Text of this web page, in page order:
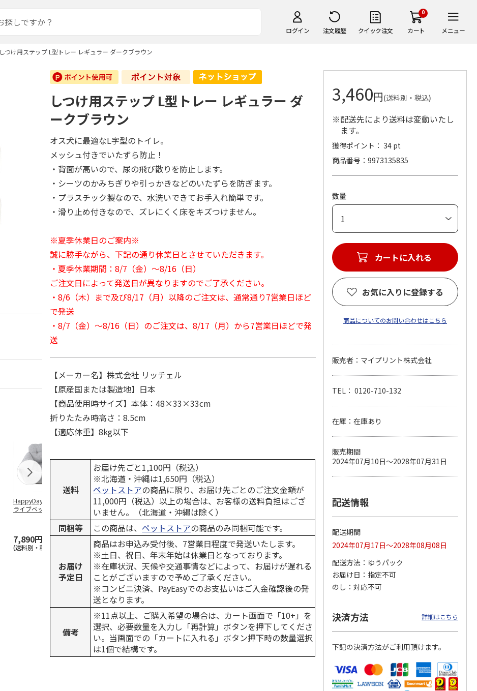
ログイン 注文履歴 クイック注文
0
カート メニュー
しつけ用ステップ L型トレー レギュラー ダークブラウン
HappyDays 2wayド
ライブベッド グレ
7,890円
(送料別・税込)
獣医師開発 ニオイ
をとる砂専用 猫ト
イレ ナチュラルグ
レー
1,550円
(送料別・税込)
デオトイレ 飛び散
らない消臭・抗菌サ
ンド 4L
1,320円
(送料別・税込)
無添加良品 カムカ
ムデンタルコーン
ぐるぐるボーン型 S
…
470円
(送料別・税込)
銀のスプーン パウ
おに
120円
(送料別・税込)
ペット線香 虹のか
なた フルーティフ
ローラルの香り
590円
(送料別・税込)
100円
(送料別・税込)
しつけ用ステップ L型トレー レギュラー ダ
ークブラウン
オス犬に最適なL字型のトイレ。
メッシュ付きでいたずら防止！
・背面が高いので、尿の飛び散りを防止します。
・シーツのかみちぎりや引っかきなどのいたずらを防ぎます。
・プラスチック製なので、水洗いできてお手入れ簡単です。
・滑り止め付きなので、ズレにくく床をキズつけません。
※夏季休業日のご案内※
誠に勝手ながら、下記の通り休業日とさせていただきます。
・夏季休業期間：8/7（金）～8/16（日）
ご注文日によって発送日が異なりますのでご了承ください。
・8/6（木）まで及び8/17（月）以降のご注文は、通常通り7営業日ほど
で発送
・8/7（金）～8/16（日）のご注文は、8/17（月）から7営業日ほどで発
送
【メーカー名】株式会社 リッチェル
【原産国または製造地】日本
【商品使用時サイズ】本体：48×33×33cm
折りたたみ時高さ：8.5cm
【適応体重】8kg以下
送料
お届け先ごと1,100円（税込）
※北海道・沖縄は1,650円（税込）
ペットストアの商品に限り、お届け先ごとのご注文金額が
11,000円（税込）以上の場合は、お客様の送料負担はござ
いません。（北海道・沖縄は除く）
同梱等
この商品は、ペットストアの商品のみ同梱可能です。
お届け
予定日
商品はお申込み受付後、7営業日程度で発送いたします。
※土日、祝日、年末年始は休業日となっております。
※在庫状況、天候や交通事情などによって、お届けが遅れる
ことがございますので予めご了承ください。
※コンビニ決済、PayEasyでのお支払いはご入金確認後の発
送となります。
備考
※11点以上、ご購入希望の場合は、カート画面で「10+」を
選択、必要数量を入力し「再計算」ボタンを押下してくださ
い。当画面での「カートに入れる」ボタン押下時の数量選択
は1個で結構です。
3,460円(送料別・税込)
※配送先により送料は変動いたし
ます。
獲得ポイント： 34 pt
商品番号
9973135835
数量
カートに入れる
お気に入りに登録する
商品についてのお問い合わせはこちら
販売者：マイプリント株式会社
TEL： 0120-710-132
在庫：在庫あり
販売期間
2024年07月10日～2028年07月31日
配送情報
配送期間
2024年07月17日～2028年08月08日
配送方法
ゆうパック
お届け日
指定不可
のし
対応不可
決済方法 詳細はこちら
下記の決済方法がご利用頂けます。